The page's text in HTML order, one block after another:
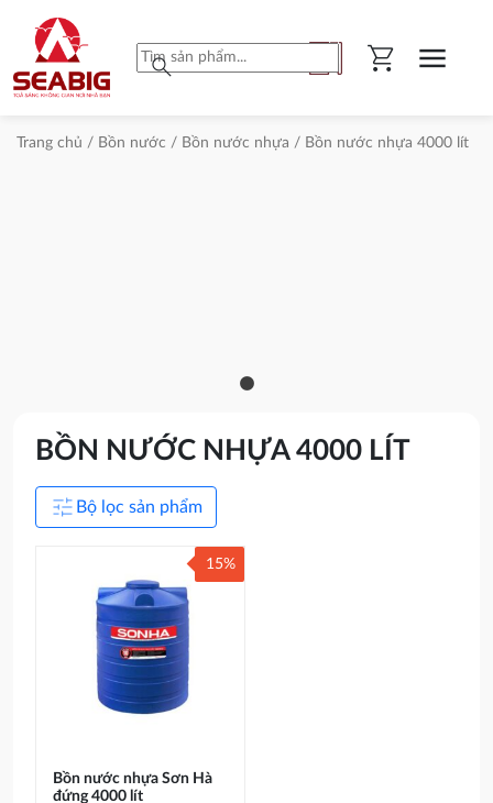
search shopping_cart menu
Trang chủ / Bồn nước / Bồn nước nhựa / Bồn nước nhựa 4000 lít
BỒN NƯỚC NHỰA 4000 LÍT
tune Bộ lọc sản phẩm
Bồn nước nhựa Sơn Hà
đứng 4000 lít
15%